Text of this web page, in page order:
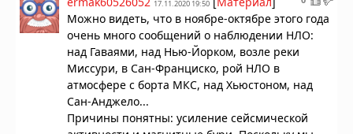
17.11.2020 19:50
Можно видеть, что в ноябре-октябре этого года
очень много сообщений о наблюдении НЛО:
над Гаваями, над Нью-Йорком, возле реки
Миссури, в Сан-Франциско, рой НЛО в
атмосфере с борта МКС, над Хьюстоном, над
Сан-Анджело...
Причины понятны: усиление сейсмической